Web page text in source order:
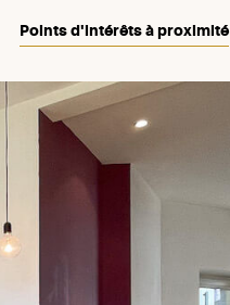
Points d'intérêts à proximité